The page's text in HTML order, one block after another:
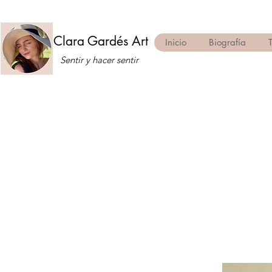
Inicio Biografía
Clara Gardés Art
Sentir y hacer sentir